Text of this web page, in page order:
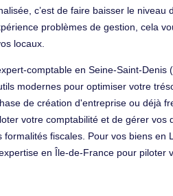
c’est de faire baisser le
problèmes de gestion, cela
locaux.
comptable en Seine-Saint-
modernes pour optimiser votre
de création d'entreprise ou déjà
votre comptabilité et de gérer
fiscales. Pour vos biens
en Île-de-France pour piloter